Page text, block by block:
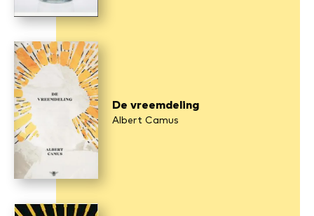
De vreemdeling
Albert Camus